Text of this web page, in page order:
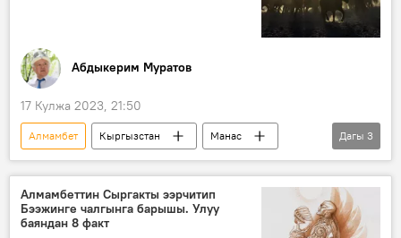
Абдыкерим Муратов
17 Кулжа 2023, 21:50
Алмамбет Кыргызстан
Манас
Манас дүйнөсү
Манас эпосу
Чоң казат
Дагы 3
Алмамбеттин Сыргакты ээрчитип
Бээжинге чалгынга барышы. Улуу
баяндан 8 факт